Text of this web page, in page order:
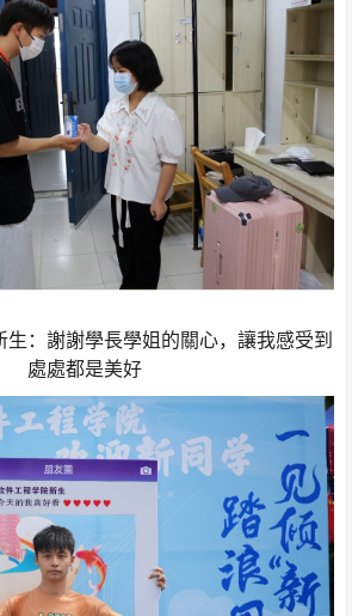
生：謝謝學長學姐的關心，讓我感受到
處處都是美好